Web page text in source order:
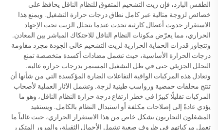
الطقس البارد، فإن زيت التشحيم المتفوق للنظام الناقل يحافظ على
خصائص لزوجة مثالية عبر كامل نطاق درجات حرارة التشغيل. ويمنع هذا
الاستقرار حدوث أعطال كارثية تحدث عندما يتحلل الزيت تحت الإجهاد
الحراري، مما يعرّض مكونات النظام الناقل للاحتكاك المباشر بين المعادن.
وتتجاوز قدرات الحماية الحرارية لزيت التشحيم عالي الجودة مجرد مقاومة
درجات الحرارة الأساسية، حيث تشمل مضادات أكسدة متخصصة تمنع
التحلل الجزيئي حتى في ظل التشغيل المستمر بدرجات حرارة عالية.
وتعادل هذه المركبات الواقية التفاعلات الضارة المؤكسدة التي من شأنها أن
تنتج مخلفات حمضية ورواسب طينية لزجة. وتشمل الآثار العملية لأصحاب
المركبات تقليلًا كبيرًا في خطر ارتفاع درجة حرارة النظام الناقل، وهو ما
يؤدي عادةً إلى إصلاحات مكلفة أو استبدال النظام بالكامل. ويستفيد
المشغلون التجاريون بشكل خاص من هذا الاستقرار الحراري، حيث غالباً ما
تعمل مركباتهم في ظروف صعبة تشمل الأحمال الثقيلة، والمرور المتكرر